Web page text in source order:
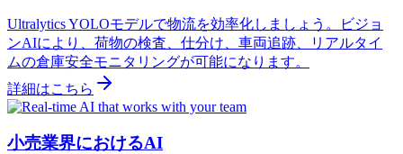
Ultralytics YOLOモデルで物流を効率化しましょう。ビジョ
ンAIにより、荷物の検査、仕分け、車両追跡、リアルタイ
ムの倉庫安全モニタリングが可能になります。
詳細はこちら
小売業界におけるAI